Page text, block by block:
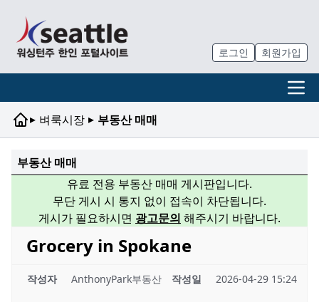
로그인 회원가입
▸ 벼룩시장 ▸ 부동산 매매
부동산 매매
유료 전용 부동산 매매 게시판입니다.
무단 게시 시 통지 없이 접속이 차단됩니다.
게시가 필요하시면 광고문의 해주시기 바랍니다.
Grocery in Spokane
작성자 AnthonyPark부동산 작성일 2026-04-29 15:24